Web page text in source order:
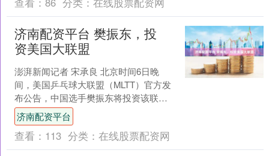
济南配资平台 樊振东，投
资美国大联盟
澎湃新闻记者 宋承良 北京时间6日晚
间，美国乒乓球大联盟（MLTT）官方发
布公告，中国选手樊振东将投资该联
赛。美国乒乓球大联盟表示：突发，欢
迎加入MLTT，樊振....
济南配资平台
查看： 113 分类： 在线股票配资网